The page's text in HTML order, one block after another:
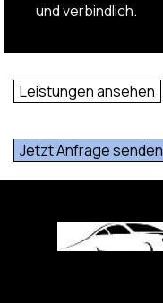
und verbindlich.
Leistungen ansehen
Jetzt Anfrage senden